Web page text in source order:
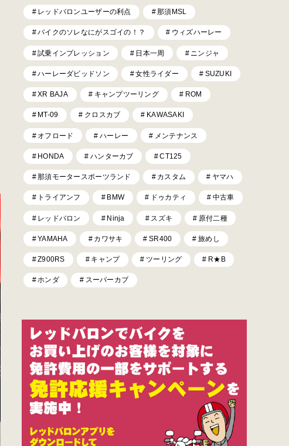
レッドバロンユーザーの利点 那須MSL
バイクのソレなにがスゴイの！？ ウィズハーレー
試乗インプレッション 日本一周 ニンジャ
ハーレーダビッドソン 女性ライダー SUZUKI
XR BAJA キャンプツーリング ROM
MT-09 クロスカブ KAWASAKI
オフロード ハーレー メンテナンス
HONDA ハンターカブ CT125
那須モータースポーツランド カスタム ヤマハ
トライアンフ BMW ドゥカティ 中古車
レッドバロン Ninja スズキ 原付二種
YAMAHA カワサキ SR400 旅めし
Z900RS キャンプ ツーリング R★B
ホンダ スーパーカブ